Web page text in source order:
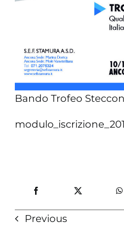
Bando Trofeo
Previous